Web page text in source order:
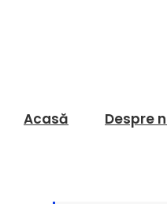
Acasă Despre